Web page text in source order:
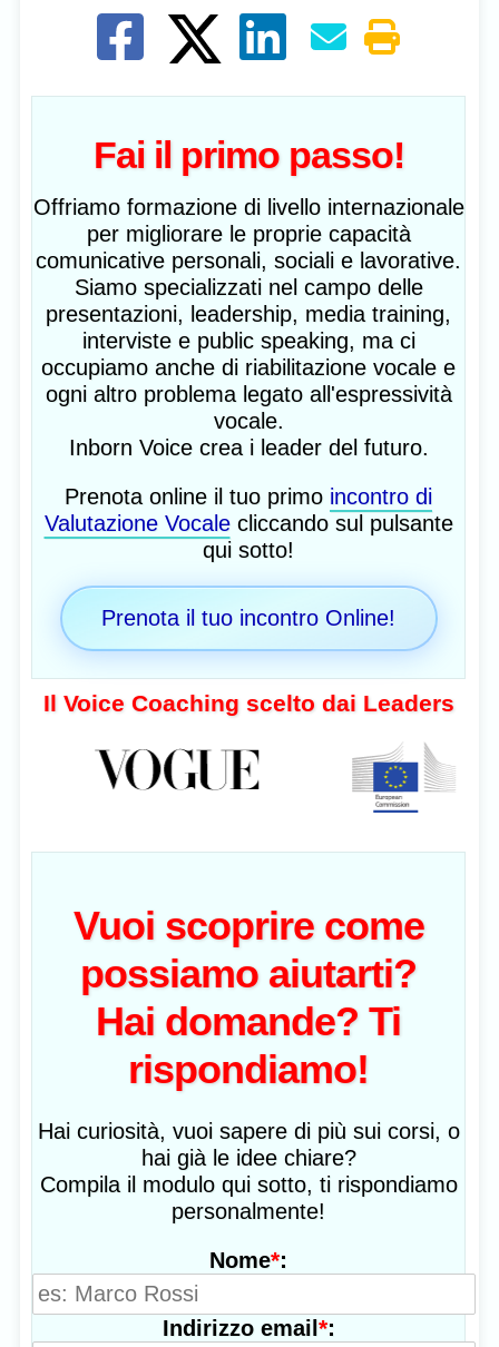
Fai il primo passo!
Offriamo formazione di livello internazionale
per migliorare le proprie capacità
comunicative personali, sociali e lavorative.
Siamo specializzati nel campo delle
presentazioni, leadership, media training,
interviste e public speaking, ma ci
occupiamo anche di riabilitazione vocale e
ogni altro problema legato all'espressività
vocale.
Inborn Voice crea i leader del futuro.
Prenota online il tuo primo incontro di
Valutazione Vocalecliccando sul pulsante
qui sotto!
Prenota il tuo incontro Online!
Il Voice Coaching scelto dai Leaders
Vuoi scoprire come
possiamo aiutarti?
Hai domande? Ti
rispondiamo!
Hai curiosità, vuoi sapere di più sui corsi, o
hai già le idee chiare?
Compila il modulo qui sotto, ti rispondiamo
personalmente!
Nome*:
Indirizzo email*: